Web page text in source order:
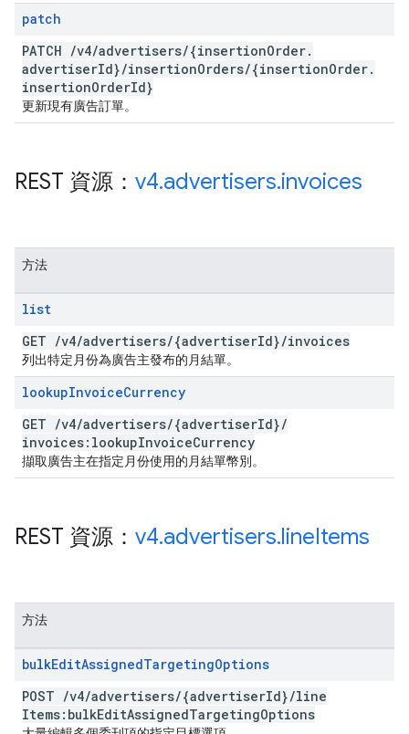
patch
PATCH /v4/advertisers/{insertionOrder.
advertiserId}/insertionOrders/{insertionOrder.
insertionOrderId}
更新現有廣告訂單。
REST 資源： v4.advertisers.invoices
方法
list
GET /v4/advertisers/{advertiserId}/invoices
列出特定月份為廣告主發布的月結單。
lookupInvoiceCurrency
GET /v4/advertisers/{advertiserId}/
invoices:lookupInvoiceCurrency
擷取廣告主在指定月份使用的月結單幣別。
REST 資源： v4.advertisers.lineItems
方法
bulkEditAssignedTargetingOptions
POST /v4/advertisers/{advertiserId}/line
Items:bulkEditAssignedTargetingOptions